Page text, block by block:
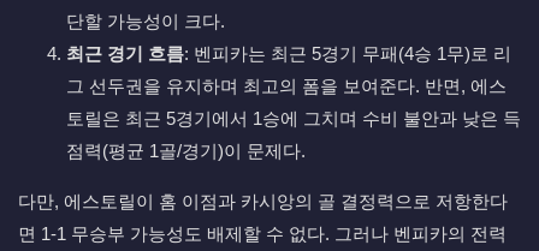
단할 가능성이 크다.
최근 경기 흐름: 벤피카는 최근 5경기 무패(4승 1무)로 리
그 선두권을 유지하며 최고의 폼을 보여준다. 반면, 에스
토릴은 최근 5경기에서 1승에 그치며 수비 불안과 낮은 득
점력(평균 1골/경기)이 문제다.
다만, 에스토릴이 홈 이점과 카시앙의 골 결정력으로 저항한다
면 1-1 무승부 가능성도 배제할 수 없다. 그러나 벤피카의 전력